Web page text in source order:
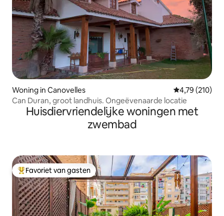
Woning in Canovelles Gemiddelde
4,79 (210)
Can Duran, groot landhuis. Ongeëvenaarde locatie
Huisdiervriendelijke woningen met
zwembad
Topfavoriet van gasten
Favoriet van gasten